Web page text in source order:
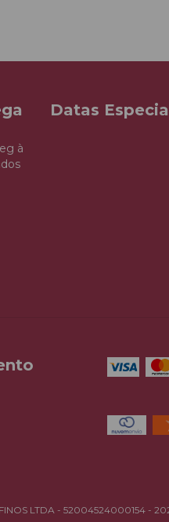
à
Datas
LTDA - 52004524000154 -